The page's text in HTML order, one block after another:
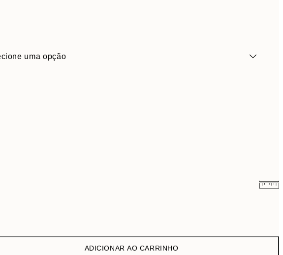
uma opção
32,45 €
ADICIONAR AO CARRINHO